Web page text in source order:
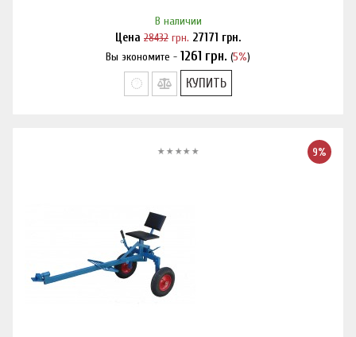
В наличии
Цена 28432 грн. 27171 грн.
Вы экономите - 1261 грн. (5%)
Нашли дешевле?
КУПИТЬ
9%